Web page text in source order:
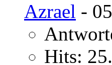
Azrael -
Hits: